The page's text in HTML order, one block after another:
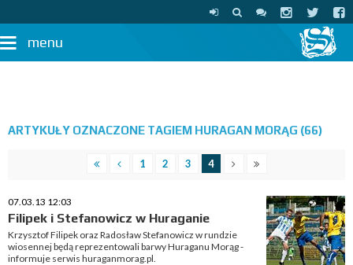
menu
ARTYKUŁY OZNACZONE TAGIEM HURAGAN MORĄG (66)
1 2 3 4
07.03.13 12:03
Filipek i Stefanowicz w Huraganie
Krzysztof Filipek oraz Radosław Stefanowicz w rundzie
wiosennej będą reprezentowali barwy Huraganu Morąg -
informuje serwis huraganmorag.pl.